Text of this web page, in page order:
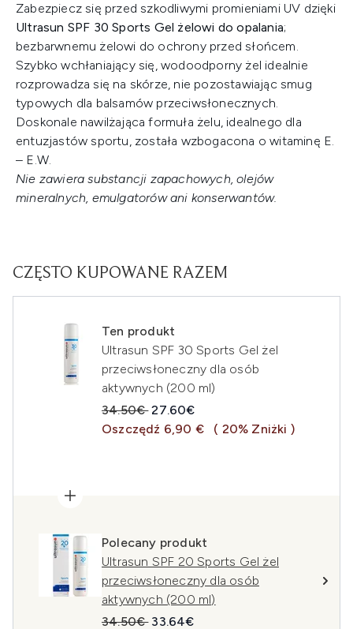
Zabezpiecz się przed szkodliwymi promieniami UV dzięki
Ultrasun SPF 30 Sports Gel żelowi do opalania;
bezbarwnemu żelowi do ochrony przed słońcem.
Szybko wchłaniający się, wodoodporny żel idealnie
rozprowadza się na skórze, nie pozostawiając smug
typowych dla balsamów przeciwsłonecznych.
Doskonale nawilżająca formuła żelu, idealnego dla
entuzjastów sportu, została wzbogacona o witaminę E.
– E.W.
Nie zawiera substancji zapachowych, olejów
mineralnych, emulgatorów ani konserwantów.
CZĘSTO KUPOWANE RAZEM
Ten produkt
Ultrasun SPF 30 Sports Gel żel
przeciwsłoneczny dla osób
aktywnych (200 ml)
Sugerowana cena detaliczna:
34.50€Aktualna cena:
27.60€
Oszczędź 6,90 €
( 20% Zniżki )
Polecany produkt
Ultrasun SPF 20 Sports Gel żel
przeciwsłoneczny dla osób
aktywnych (200 ml)
Sugerowana cena detaliczna:
34.50€ Aktualna cena:
33.64€